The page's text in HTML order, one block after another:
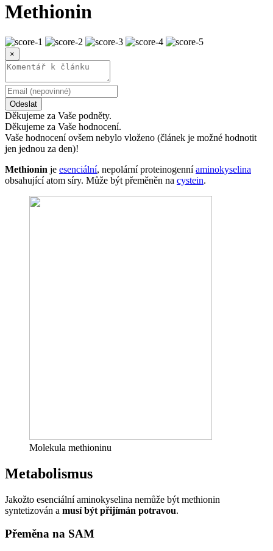
Methionin
×
Odeslat
Děkujeme za Vaše podněty.
Děkujeme za Vaše hodnocení.
Vaše hodnocení ovšem nebylo vloženo (článek je možné hodnotit
jen jednou za den)!
Methionin je esenciální, nepolární proteinogenníaminokyselina
obsahující atom síry. Může být přeměněn na cystein.
Molekula methioninu
Metabolismus
Jakožto esenciální aminokyselina nemůže být methionin
syntetizován a musí být přijímán potravou.
Přeměna na SAM